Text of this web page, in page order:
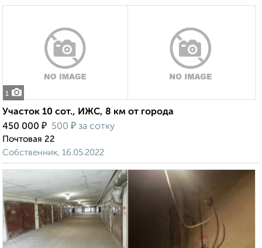
1
Участок 10 сот., ИЖС, 8 км от города
450 000 ₽ 500 ₽ за сотку
Почтовая 22
Собственник, 16.05.2022